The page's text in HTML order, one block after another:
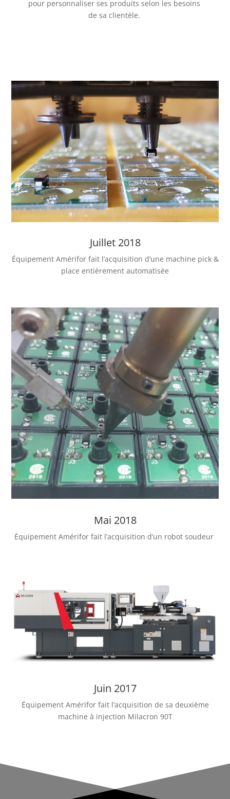
pour personnaliser ses produits selon les besoins
de sa clientèle.
Juillet 2018
Équipement Amérifor fait l’acquisition d’une machine pick &
place entièrement automatisée
Mai 2018
Équipement Amérifor fait l’acquisition d’un robot soudeur
Juin 2017
Équipement Amérifor fait l’acquisition de sa deuxième
machine à injection Milacron 90T